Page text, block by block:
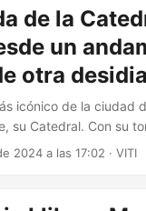
y ciencia ficción
ha
Casado, un
de la música
de la
un
otra desidia
icónico de la ciudad
su Catedral. Con su
flamígero de la capilla
del edificio esté en
2024 a las 17:02 · VITI